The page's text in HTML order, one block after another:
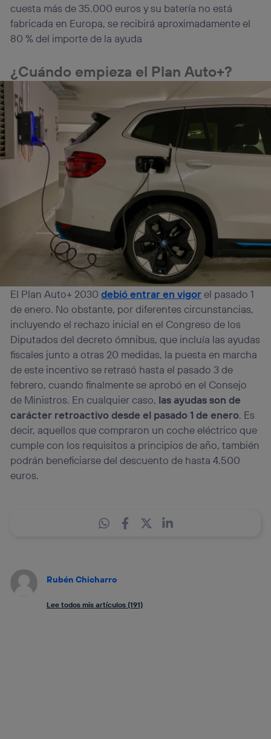
cuesta más de 35.000 euros y su batería no está
fabricada en Europa, se recibirá aproximadamente el
80 % del importe de la ayuda
¿Cuándo empieza el Plan Auto+?
El Plan Auto+ 2030debió entrar en vigorel pasado 1
de enero. No obstante, por diferentes circunstancias,
incluyendo el rechazo inicial en el Congreso de los
Diputados del decreto ómnibus, que incluía las ayudas
fiscales junto a otras 20 medidas, la puesta en marcha
de este incentivo se retrasó hasta el pasado 3 de
febrero, cuando finalmente se aprobó en el Consejo
de Ministros. En cualquier caso, las ayudas son de
carácter retroactivo desde el pasado 1 de enero. Es
decir, aquellos que compraron un coche eléctrico que
cumple con los requisitos a principios de año, también
podrán beneficiarse del descuento de hasta 4.500
euros.
Rubén Chicharro
Lee todos mis artículos (191)